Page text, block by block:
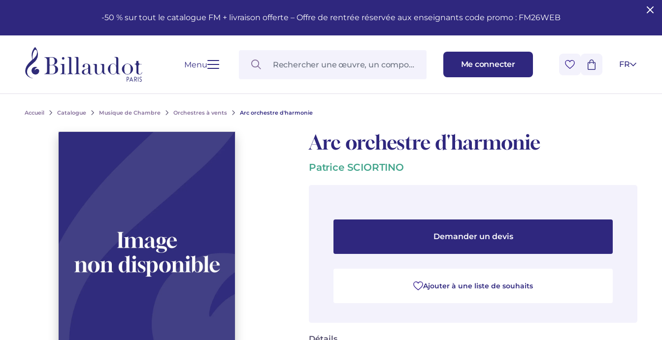
-50 % sur tout le catalogue FM + livraison offerte – Offre de rentrée réservée aux enseignants code promo : FM26WEB
Menu Me connecter FR
Accueil Catalogue Musique de Chambre Orchestres à vents Arc orchestre d'harmonie
Arc orchestre d'harmonie
Patrice SCIORTINO
Demander un devis
Ajouter à une liste de souhaits